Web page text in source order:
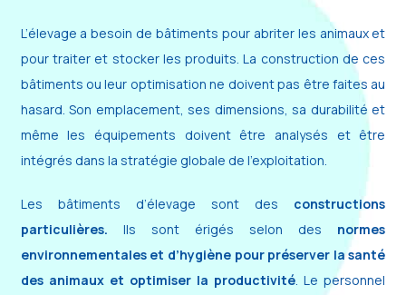
L’élevage a besoin de bâtiments pour abriter les animaux et
pour traiter et stocker les produits. La construction de ces
bâtiments ou leur optimisation ne doivent pas être faites au
hasard. Son emplacement, ses dimensions, sa durabilité et
même les équipements doivent être analysés et être
intégrés dans la stratégie globale de l’exploitation.
Les bâtiments d’élevage sont des constructions
particulières. Ils sont érigés selon des normes
environnementales et d’hygiène pour préserver la santé
des animaux et optimiser la productivité . Le personnel